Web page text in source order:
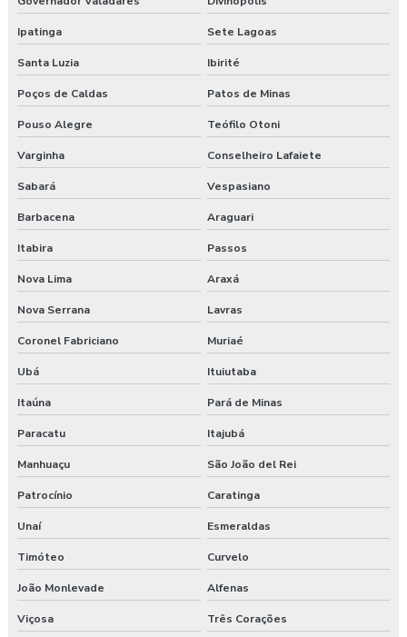
Ipatinga Sete Lagoas
Santa Luzia Ibirité
Poços de Caldas Patos de Minas
Pouso Alegre Teófilo Otoni
Varginha Conselheiro Lafaiete
Sabará Vespasiano
Barbacena Araguari
Itabira Passos
Nova Lima Araxá
Nova Serrana Lavras
Coronel Fabriciano Muriaé
Ubá Ituiutaba
Itaúna Pará de Minas
Paracatu Itajubá
Manhuaçu São João del Rei
Patrocínio Caratinga
Unaí Esmeraldas
Timóteo Curvelo
João Monlevade Alfenas
Viçosa Três Corações